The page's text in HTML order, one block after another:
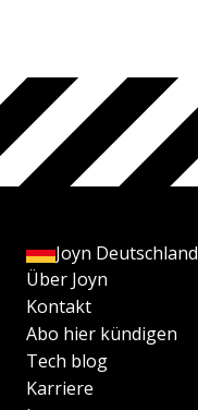
Joyn Deutschland
Über Joyn
Kontakt
Abo hier kündigen
Tech blog
Karriere